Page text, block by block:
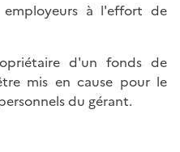
à l'effort de
d'un fonds de
mis en cause pour le
du gérant.